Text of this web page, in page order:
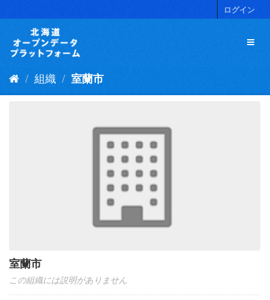
キ
ログイン
組織 室蘭市
室蘭市
この組織には説明がありません